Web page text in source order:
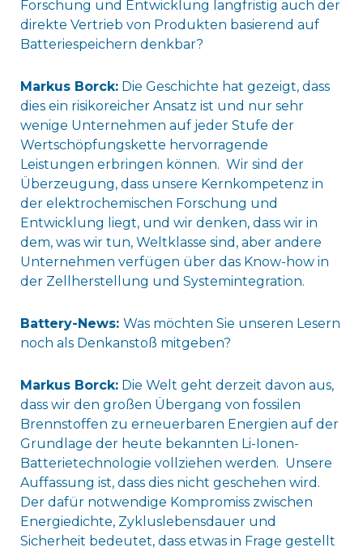
Forschung und Entwicklung langfristig auch der
direkte Vertrieb von Produkten basierend auf
Batteriespeichern denkbar?
Markus Borck:Die Geschichte hat gezeigt, dass
dies ein risikoreicher Ansatz ist und nur sehr
wenige Unternehmen auf jeder Stufe der
Wertschöpfungskette hervorragende
Leistungen erbringen können. Wir sind der
Überzeugung, dass unsere Kernkompetenz in
der elektrochemischen Forschung und
Entwicklung liegt, und wir denken, dass wir in
dem, was wir tun, Weltklasse sind, aber andere
Unternehmen verfügen über das Know-how in
der Zellherstellung und Systemintegration.
Battery-News: Was möchten Sie unseren Lesern
noch als Denkanstoß mitgeben?
Markus Borck:Die Welt geht derzeit davon aus,
dass wir den großen Übergang von fossilen
Brennstoffen zu erneuerbaren Energien auf der
Grundlage der heute bekannten Li-Ionen-
Batterietechnologie vollziehen werden. Unsere
Auffassung ist, dass dies nicht geschehen wird.
Der dafür notwendige Kompromiss zwischen
Energiedichte, Zykluslebensdauer und
Sicherheit bedeutet, dass etwas in Frage gestellt